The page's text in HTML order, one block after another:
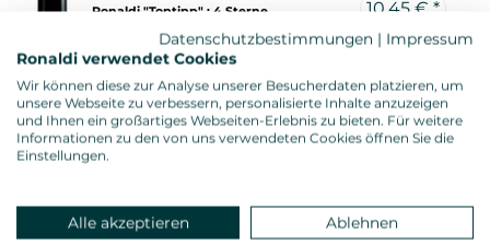
Ronaldi "Toptipp" : 4 Sterne
10,45 € *
VERDICCHIO DI MATELICA TERRAVIGNATA
2024 (BIO)
Borgo Paglianetto, Marken - 0,75l. Fl.
Gambero Rosso: 2 Gläser
NEBBIOLO D`ALBA LA REALA 2022
Datenschutzbestimmungen | Impressum
Ronaldi verwendet Cookies
Wir können diese zur Analyse unserer Besucherdaten platzieren, um
unsere Webseite zu verbessern, personalisierte Inhalte anzuzeigen
und Ihnen ein großartiges Webseiten-Erlebnis zu bieten. Für weitere
Informationen zu den von uns verwendeten Cookies öffnen Sie die
Einstellungen.
Alle akzeptieren Ablehnen